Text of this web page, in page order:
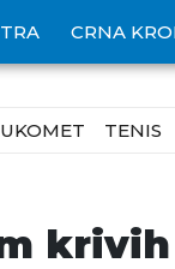
CRNA
TENIS